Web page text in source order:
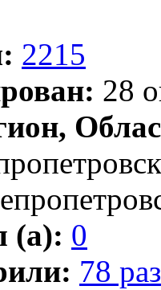
2215
28
(а): 0
78 раз